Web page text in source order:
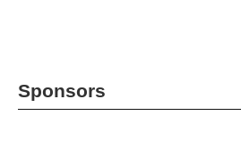
Sponsors